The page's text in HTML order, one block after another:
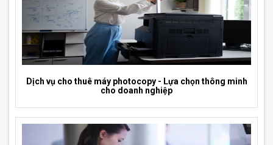
Dịch vụ cho thuê máy photocopy - Lựa chọn thông minh
cho doanh nghiệp